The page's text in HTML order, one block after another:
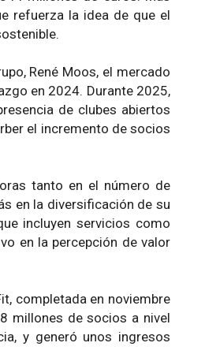
refuerza la idea de que el
René Moos, el mercado
en 2024. Durante 2025,
de clubes abiertos
el incremento de socios
tanto en el número de
en la diversificación de su
incluyen servicios como
en la percepción de valor
completada en noviembre
millones de socios a nivel
y generó unos ingresos